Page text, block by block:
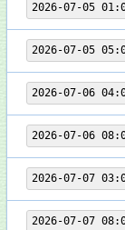
2026-07-05
2026-07-05
2026-07-06
2026-07-06
2026-07-07
2026-07-07